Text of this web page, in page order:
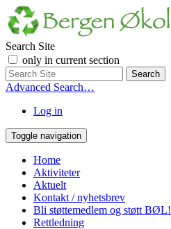
Search Site
only in current section
Advanced Search…
Log in
Toggle navigation
Home
Aktiviteter
Aktuelt
Kontakt / nyhetsbrev
Bli støttemedlem og støtt BØL!
Rettledning